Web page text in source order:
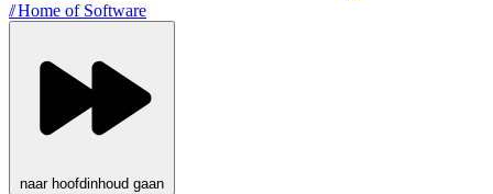
//Home of Software
naar hoofdinhoud gaan